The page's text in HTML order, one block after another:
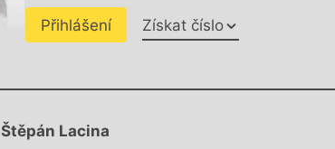
Přihlášení Získat číslo
Chviličku.
Štěpán Lacina